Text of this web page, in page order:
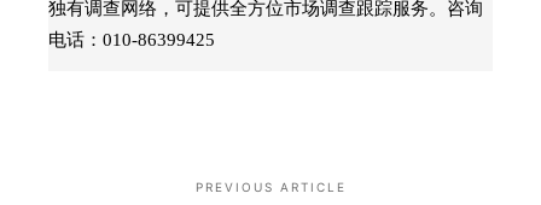
独有调查网络，可提供全方位市场调查跟踪服务。咨询
电话：010-86399425
PREVIOUS ARTICLE